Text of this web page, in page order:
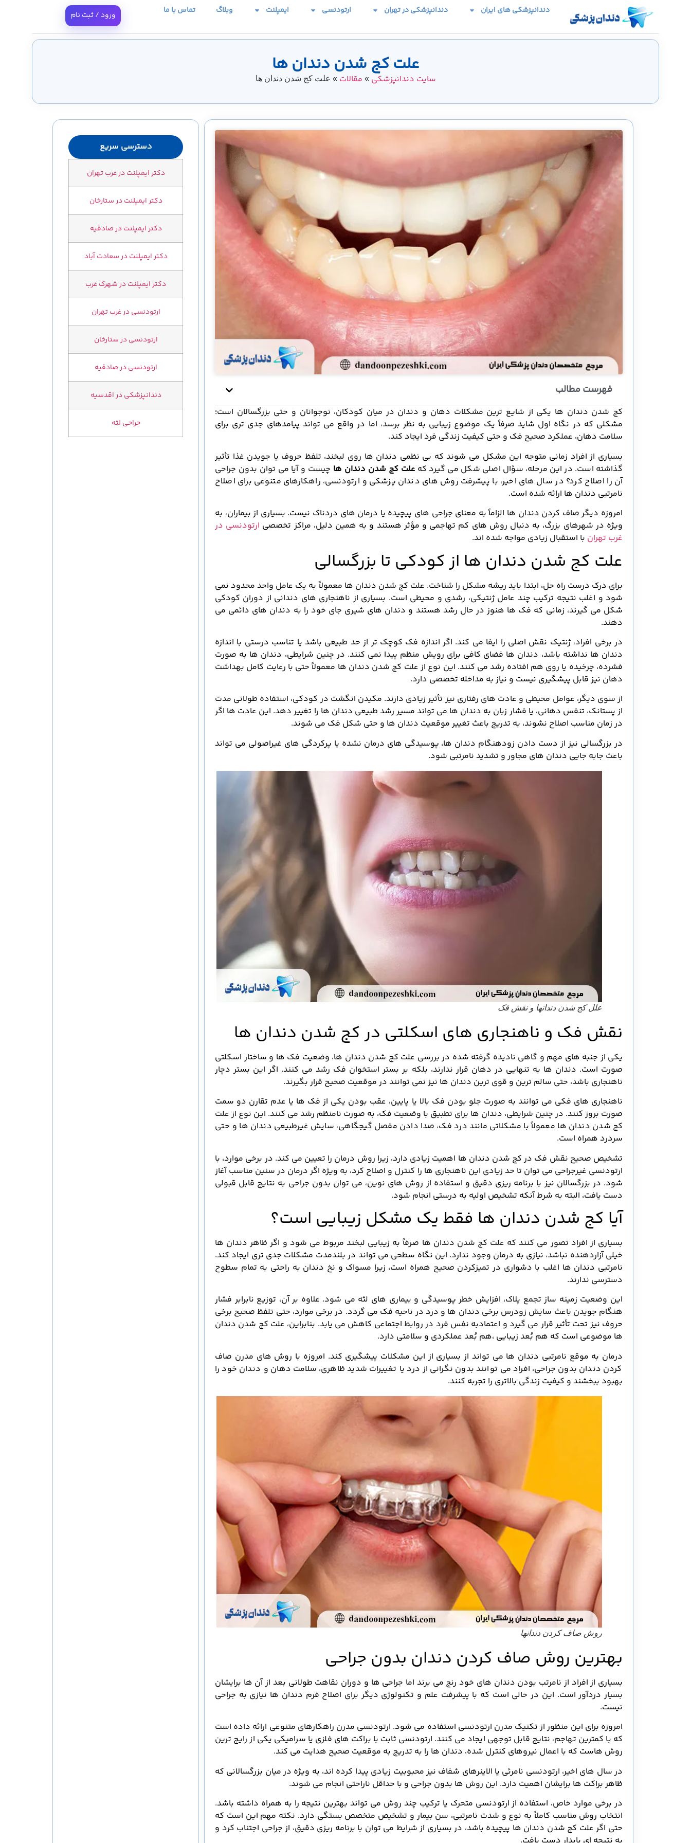
دندانپزشکی های ایران دندانپزشکی در تهران ارتودنسی ایمپلنت وبلاگ تماس با ما ورود / ثبت نام
علت کج شدن دندان ها
سایت دندانپزشکی » مقالات » علت کج شدن دندان ها
فهرست مطالب
کج شدن دندان ها یکی از شایع ترین مشکلات دهان و دندان در میان کودکان، نوجوانان و حتی بزرگسالان است؛
مشکلی که در نگاه اول شاید صرفاً یک موضوع زیبایی به نظر برسد، اما در واقع می تواند پیامدهای جدی تری برای
سلامت دهان، عملکرد صحیح فک و حتی کیفیت زندگی فرد ایجاد کند.
بسیاری از افراد زمانی متوجه این مشکل می شوند که بی نظمی دندان ها روی لبخند، تلفظ حروف یا جویدن غذا تأثیر
گذاشته است. در این مرحله، سؤال اصلی شکل می گیرد که علت کج شدن دندان ها چیست و آیا می توان بدون جراحی
آن را اصلاح کرد؟ در سال های اخیر، با پیشرفت روش های دندان پزشکی و ارتودنسی، راهکارهای متنوعی برای اصلاح
نامرتبی دندان ها ارائه شده است.
امروزه دیگر صاف کردن دندان ها الزاماً به معنای جراحی های پیچیده یا درمان های دردناک نیست. بسیاری از بیماران، به
ویژه در شهرهای بزرگ، به دنبال روش های کم تهاجمی و مؤثر هستند و به همین دلیل، مراکز تخصصی ارتودنسی در
غرب تهران با استقبال زیادی مواجه شده اند.
علت کج شدن دندان ها از کودکی تا بزرگسالی
برای درک درست راه حل، ابتدا باید ریشه مشکل را شناخت. علت کج شدن دندان ها معمولاً به یک عامل واحد محدود نمی
شود و اغلب نتیجه ترکیب چند عامل ژنتیکی، رشدی و محیطی است. بسیاری از ناهنجاری های دندانی از دوران کودکی
شکل می گیرند، زمانی که فک ها هنوز در حال رشد هستند و دندان های شیری جای خود را به دندان های دائمی می
دهند.
در برخی افراد، ژنتیک نقش اصلی را ایفا می کند. اگر اندازه فک کوچک تر از حد طبیعی باشد یا تناسب درستی با اندازه
دندان ها نداشته باشد، دندان ها فضای کافی برای رویش منظم پیدا نمی کنند. در چنین شرایطی، دندان ها به صورت
فشرده، چرخیده یا روی هم افتاده رشد می کنند. این نوع از علت کج شدن دندان ها معمولاً حتی با رعایت کامل بهداشت
دهان نیز قابل پیشگیری نیست و نیاز به مداخله تخصصی دارد.
از سوی دیگر، عوامل محیطی و عادت های رفتاری نیز تأثیر زیادی دارند. مکیدن انگشت در کودکی، استفاده طولانی مدت
از پستانک، تنفس دهانی، یا فشار زبان به دندان ها می تواند مسیر رشد طبیعی دندان ها را تغییر دهد. این عادت ها اگر
در زمان مناسب اصلاح نشوند، به تدریج باعث تغییر موقعیت دندان ها و حتی شکل فک می شوند.
در بزرگسالی نیز از دست دادن زودهنگام دندان ها، پوسیدگی های درمان نشده یا پرکردگی های غیراصولی می تواند
باعث جابه جایی دندان های مجاور و تشدید نامرتبی شود.
علل کج شدن دندانها و نقش فک
نقش فک و ناهنجاری های اسکلتی در کج شدن دندان ها
یکی از جنبه های مهم و گاهی نادیده گرفته شده در بررسی علت کج شدن دندان ها، وضعیت فک ها و ساختار اسکلتی
صورت است. دندان ها به تنهایی در دهان قرار ندارند، بلکه بر بستر استخوان فک رشد می کنند. اگر این بستر دچار
ناهنجاری باشد، حتی سالم ترین و قوی ترین دندان ها نیز نمی توانند در موقعیت صحیح قرار بگیرند.
ناهنجاری های فکی می توانند به صورت جلو بودن فک بالا یا پایین، عقب بودن یکی از فک ها یا عدم تقارن دو سمت
صورت بروز کنند. در چنین شرایطی، دندان ها برای تطبیق با وضعیت فک، به صورت نامنظم رشد می کنند. این نوع از علت
کج شدن دندان ها معمولاً با مشکلاتی مانند درد فک، صدا دادن مفصل گیجگاهی، سایش غیرطبیعی دندان ها و حتی
سردرد همراه است.
تشخیص صحیح نقش فک در کج شدن دندان ها اهمیت زیادی دارد، زیرا روش درمان را تعیین می کند. در برخی موارد، با
ارتودنسی غیرجراحی می توان تا حد زیادی این ناهنجاری ها را کنترل و اصلاح کرد، به ویژه اگر درمان در سنین مناسب آغاز
شود. در بزرگسالان نیز با برنامه ریزی دقیق و استفاده از روش های نوین، می توان بدون جراحی به نتایج قابل قبولی
دست یافت، البته به شرط آنکه تشخیص اولیه به درستی انجام شود.
آیا کج شدن دندان ها فقط یک مشکل زیبایی است؟
بسیاری از افراد تصور می کنند که علت کج شدن دندان ها صرفاً به زیبایی لبخند مربوط می شود و اگر ظاهر دندان ها
خیلی آزاردهنده نباشد، نیازی به درمان وجود ندارد. این نگاه سطحی می تواند در بلندمدت مشکلات جدی تری ایجاد کند.
نامرتبی دندان ها اغلب با دشواری در تمیزکردن صحیح همراه است، زیرا مسواک و نخ دندان به راحتی به تمام سطوح
دسترسی ندارند.
این وضعیت زمینه ساز تجمع پلاک، افزایش خطر پوسیدگی و بیماری های لثه می شود. علاوه بر آن، توزیع نابرابر فشار
هنگام جویدن باعث سایش زودرس برخی دندان ها و درد در ناحیه فک می گردد. در برخی موارد، حتی تلفظ صحیح برخی
حروف نیز تحت تأثیر قرار می گیرد و اعتمادبه نفس فرد در روابط اجتماعی کاهش می یابد. بنابراین، علت کج شدن دندان
ها موضوعی است که هم بُعد زیبایی ،هم بُعد عملکردی و سلامتی دارد.
درمان به موقع نامرتبی دندان ها می تواند از بسیاری از این مشکلات پیشگیری کند. امروزه با روش های مدرن صاف
کردن دندان بدون جراحی، افراد می توانند بدون نگرانی از درد یا تغییرات شدید ظاهری، سلامت دهان و دندان خود را
بهبود ببخشند و کیفیت زندگی بالاتری را تجربه کنند.
روش صاف کردن دندانها
بهترین روش صاف کردن دندان بدون جراحی
بسیاری از افراد از نامرتب بودن دندان های خود رنج می برند اما جراحی ها و دوران نقاهت طولانی بعد از آن ها برایشان
بسیار دردآور است. این در حالی است که با پیشرفت علم و تکنولوژي دیگر برای اصلاح فرم دندان ها نیازی به جراحی
نیست.
امروزه برای این منظور از تکنیک مدرن ارتودنسی استفاده می شود. ارتودنسی مدرن راهکارهای متنوعی ارائه داده است
که با کمترین تهاجم، نتایج قابل توجهی ایجاد می کنند. ارتودنسی ثابت با براکت های فلزی یا سرامیکی یکی از رایج ترین
روش هاست که با اعمال نیروهای کنترل شده، دندان ها را به تدریج به موقعیت صحیح هدایت می کند.
در سال های اخیر، ارتودنسی نامرئی یا الاینرهای شفاف نیز محبوبیت زیادی پیدا کرده اند، به ویژه در میان بزرگسالانی که
ظاهر براکت ها برایشان اهمیت دارد. این روش ها بدون جراحی و با حداقل ناراحتی انجام می شوند.
در برخی موارد خاص، استفاده از ارتودنسی متحرک یا ترکیب چند روش می تواند بهترین نتیجه را به همراه داشته باشد.
انتخاب روش مناسب کاملاً به نوع و شدت نامرتبی، سن بیمار و تشخیص متخصص بستگی دارد. نکته مهم این است که
حتی اگر علت کج شدن دندان ها پیچیده باشد، در بسیاری از شرایط می توان با برنامه ریزی دقیق، از جراحی اجتناب کرد و
دسترسی سریع
دکتر ایمپلنت در غرب تهران
دکتر ایمپلنت در ستارخان
دکتر ایمپلنت در صادقیه
دکتر ایمپلنت در سعادت آباد
دکتر ایمپلنت در شهرک غرب
ارتودنسی در غرب تهران
ارتودنسی در ستارخان
ارتودنسی در صادقیه
دندانپزشکی در اقدسیه
جراحی لثه